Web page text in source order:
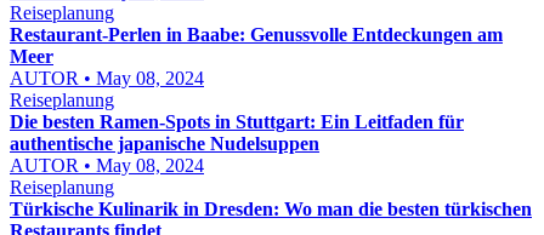
Reiseplanung
Restaurant-Perlen in Baabe: Genussvolle Entdeckungen am
Meer
AUTOR • May 08, 2024
Reiseplanung
Die besten Ramen-Spots in Stuttgart: Ein Leitfaden für
authentische japanische Nudelsuppen
AUTOR • May 08, 2024
Reiseplanung
Türkische Kulinarik in Dresden: Wo man die besten türkischen
Restaurants findet